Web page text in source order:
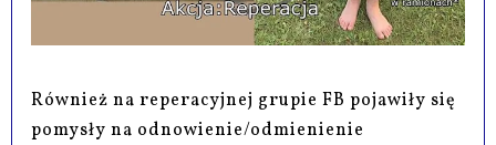
Również na reperacyjnej grupie FB pojawiły się
pomysły na odnowienie/odmienienie